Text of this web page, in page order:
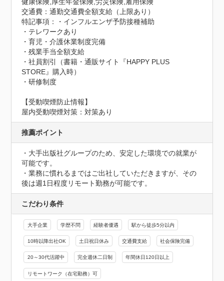
交通費：通勤交通費全額支給（上限あり）
特記事項：・インフルエンザ予防接種補助
・テレワークあり
・育児・介護休業制度完備
・残業手当全額支給
・社員割引（書籍・通販サイト『HAPPY PLUS
STORE』購入時）
・研修制度
【受動喫煙防止情報】
屋内受動喫煙対策：対策あり
推薦ポイント
・大手出版社グループのため、安定した環境での就業が
可能です。
・業務に慣れるまではご出社していただきますが、その
後は週1日程度リモート勤務が可能です。
こだわり条件
大手企業 学歴不問 経験者優遇 駅から徒歩5分以内
10時以降出社OK 土日祝日休み 交通費支給 社会保険完備
20～30代活躍中 完全週休二日制 年間休日120日以上
リモートワーク（在宅勤務）可